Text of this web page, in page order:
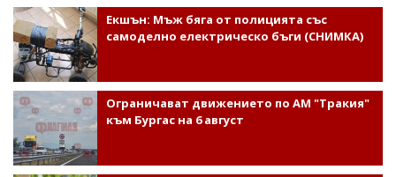
Екшън: Мъж бяга от полицията със
самоделно електрическо бъги (СНИМКА)
Ограничават движението по АМ "Тракия"
към Бургас на 6 август